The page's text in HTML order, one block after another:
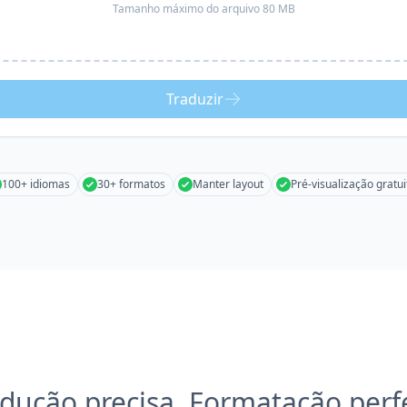
Tamanho máximo do arquivo 80 MB
Traduzir
100+ idiomas 30+ formatos Manter layout Pré-visualização